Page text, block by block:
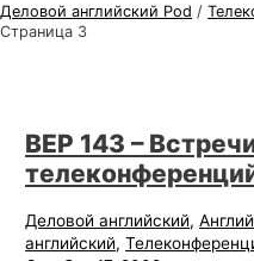
Деловой английский Pod /
Страница 3
BEP 143 –
Деловой английский,
английский,
о
н
г
л
и